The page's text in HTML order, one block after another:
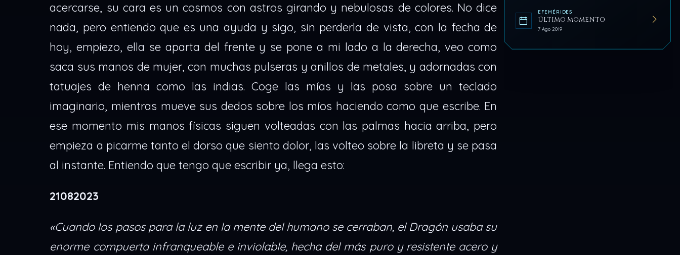
acercarse, su cara es un cosmos con astros girando y nebulosas de colores. No dice
nada, pero entiendo que es una ayuda y sigo, sin perderla de vista, con la fecha de
hoy, empiezo, ella se aparta del frente y se pone a mi lado a la derecha, veo como
saca sus manos de mujer, con muchas pulseras y anillos de metales, y adornadas con
tatuajes de henna como las indias. Coge las mías y las posa sobre un teclado
imaginario, mientras mueve sus dedos sobre los míos haciendo como que escribe. En
ese momento mis manos físicas siguen volteadas con las palmas hacia arriba, pero
empieza a picarme tanto el dorso que siento dolor, las volteo sobre la libreta y se pasa
al instante. Entiendo que tengo que escribir ya, llega esto:
21082023
«Cuando los pasos para la luz en la mente del humano se cerraban, el Dragón usaba su
enorme compuerta infranqueable e inviolable, hecha del más puro y resistente acero y
EFEMÉRIDES
ÚLTIMO MOMENTO
7 Ago 2019